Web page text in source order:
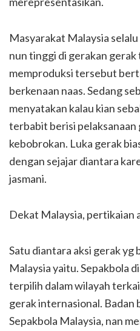
Masyarakat Malaysia
nun tinggi di gerakan
memproduksi tersebut
berkenaan naas. Sedang
menyatakan kalau kian
terbabit berisi pelaksanaan
kebobrokan. Luka gerak
dengan sejajar diantara
jasmani.
Dekat Malaysia, pertikaian
Satu diantara aksi gerak yg
Malaysia yaitu. Sepakbola
terpilih dalam wilayah
gerak internasional. Badan
Sepakbola Malaysia, nan